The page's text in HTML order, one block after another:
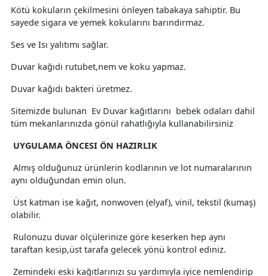
Kötü kokuların çekilmesini önleyen tabakaya sahiptir. Bu
sayede sigara ve yemek kokularını barındırmaz.
Ses ve Isı yalıtımı sağlar.
Duvar kağıdı rutubet,nem ve koku yapmaz.
Duvar kağıdı bakteri üretmez.
Sitemizde bulunan Ev Duvar kağıtlarını bebek odaları dahil
tüm mekanlarınızda gönül rahatlığıyla kullanabilirsiniz
UYGULAMA ÖNCESI ÖN HAZIRLIK
Almış olduğunuz ürünlerin kodlarının ve lot numaralarının
aynı olduğundan emin olun.
Üst katman ise kağıt, nonwoven (elyaf), vinil, tekstil (kumaş)
olabilir.
Rulonuzu duvar ölçülerinize göre keserken hep aynı
taraftan kesip,üst tarafa gelecek yönü kontrol ediniz.
Zemindeki eski kağıtlarınızı su yardımıyla iyice nemlendirip